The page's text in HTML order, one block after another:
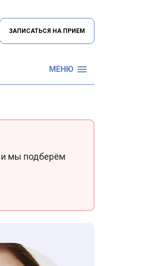
ЗАПИСАТЬСЯ НА ПРИЕМ
МЕНЮ
и мы подберём